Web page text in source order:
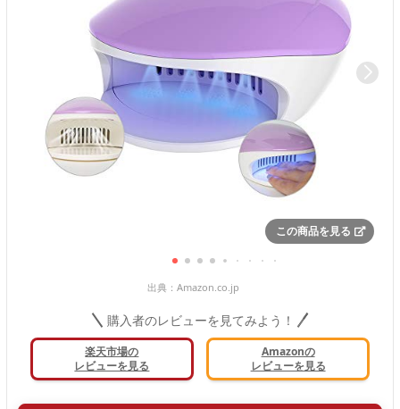
この商品を見る
出典： Amazon.co.jp
購入者のレビューを見てみよう！
楽天市場の
レビューを見る
Amazonの
レビューを見る